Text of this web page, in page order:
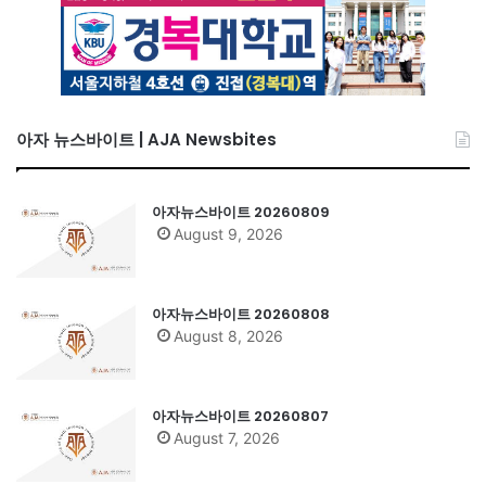
아자 뉴스바이트 | AJA Newsbites
아자뉴스바이트 20260809
August 9, 2026
아자뉴스바이트 20260808
August 8, 2026
아자뉴스바이트 20260807
August 7, 2026